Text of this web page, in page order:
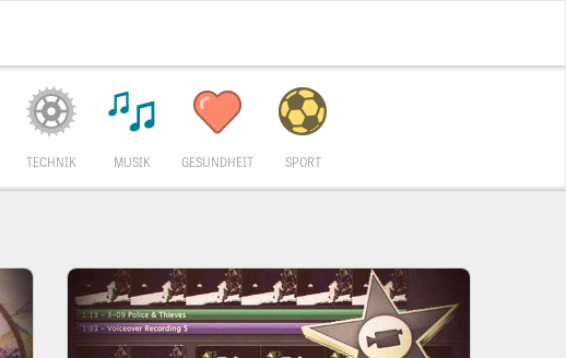
TECHNIK MUSIK GESUNDHEIT SPORT